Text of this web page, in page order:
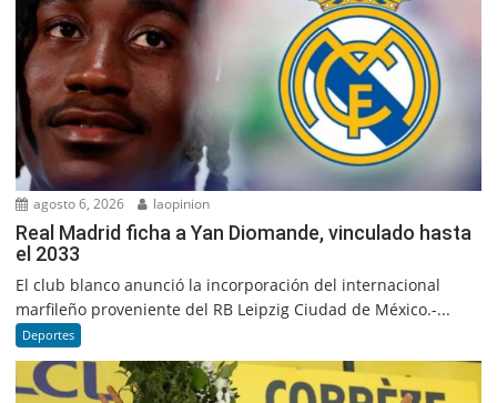
agosto 6, 2026 laopinion
Real Madrid ficha a Yan Diomande, vinculado hasta
el 2033
El club blanco anunció la incorporación del internacional
marfileño proveniente del RB Leipzig Ciudad de México.-...
Deportes